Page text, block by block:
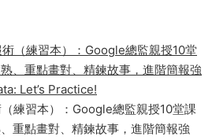
練習本）：Google總監親授10堂課
重點畫對、精鍊故事，進階簡報強